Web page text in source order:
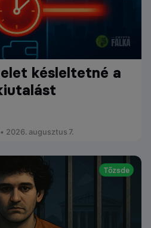
késleltetné a
2026. augusztus 7.
Tőzsde